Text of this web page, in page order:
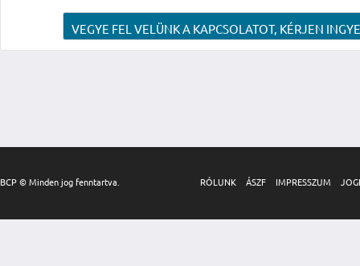
VEGYE FEL VELÜNK A KAPCSOLATOT, KÉRJEN
BCP © Minden jog fenntartva. RÓLUNK ÁSZF IMPRESSZUM